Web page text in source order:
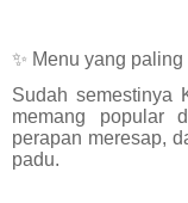
✨ Menu yang
Sudah semestinya
memang popular
perapan meresap,
padu.